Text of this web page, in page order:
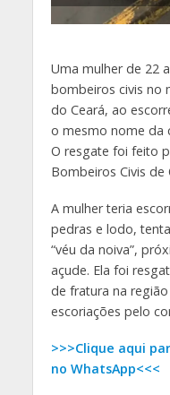
Uma mulher de 22
bombeiros civis no
do Ceará, ao
o mesmo nome da
O resgate foi feito
Bombeiros Civis de
A mulher teria
pedras e lodo,
“véu da noiva”,
açude. Ela foi
de fratura na
escoriações pelo
>>>Clique aqui
no WhatsApp<<<